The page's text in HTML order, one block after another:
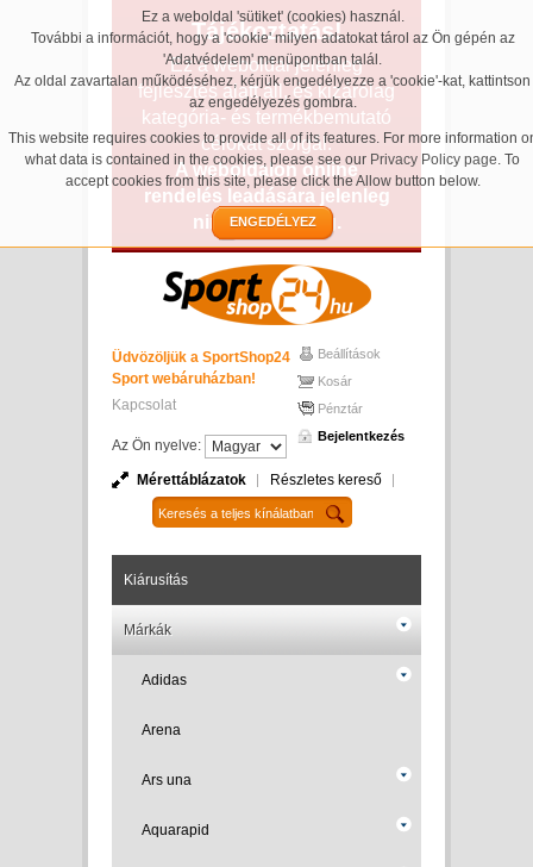
Ez a weboldal 'sütiket' (cookies) használ.
További a információt, hogy a 'cookie' milyen adatokat tárol az Ön gépén az
'Adatvédelem' menüpontban talál.
Az oldal zavartalan működéséhez, kérjük engedélyezze a 'cookie'-kat, kattintson
az engedélyezés gombra.
This website requires cookies to provide all of its features. For more information
what data is contained in the cookies, please see our Privacy Policy page. To
accept cookies from this site, please click the Allow button below.
ENGEDÉLYEZ
Tájékoztatás!
Ez a weboldal jelenleg
fejlesztés alatt áll, és kizárólag
kategória- és termékbemutató
célokat szolgál.
A weboldalon online
rendelés leadására jelenleg
nincs lehetőség.
Üdvözöljük a SportShop24
Sport webáruházban!
Kapcsolat
Az Ön nyelve:
Beállítások
Kosár
Pénztár
Bejelentkezés
Mérettáblázatok Részletes kereső
Kiárusítás
Márkák
Adidas
Arena
Ars una
Aquarapid